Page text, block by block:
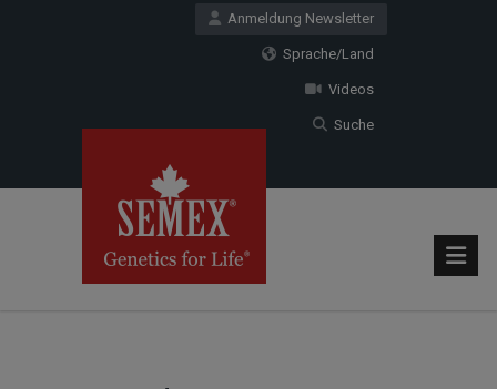
Anmeldung Newsletter
Sprache/Land
Videos
Suche